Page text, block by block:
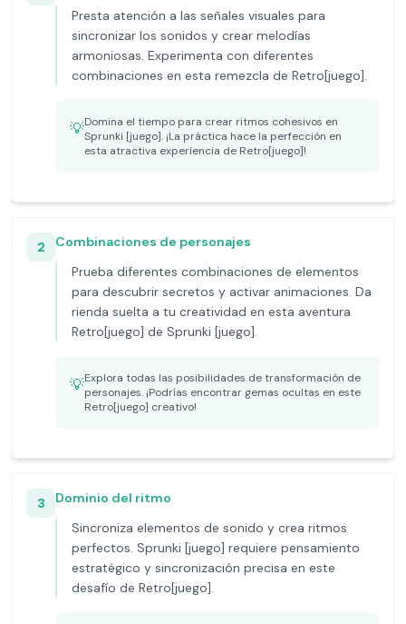
Presta atención a las señales visuales para
sincronizar los sonidos y crear melodías
armoniosas. Experimenta con diferentes
combinaciones en esta remezcla de Retro[juego].
💡Domina el tiempo para crear ritmos cohesivos en
Sprunki [juego]. ¡La práctica hace la perfección en
esta atractiva experiencia de Retro[juego]!
2
Combinaciones de personajes
Prueba diferentes combinaciones de elementos
para descubrir secretos y activar animaciones. Da
rienda suelta a tu creatividad en esta aventura
Retro[juego] de Sprunki [juego].
💡Explora todas las posibilidades de transformación de
personajes. ¡Podrías encontrar gemas ocultas en este
Retro[juego] creativo!
3
Dominio del ritmo
Sincroniza elementos de sonido y crea ritmos
perfectos. Sprunki [juego] requiere pensamiento
estratégico y sincronización precisa en este
desafío de Retro[juego].